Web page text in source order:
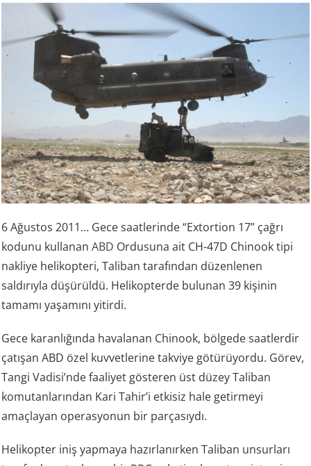
6 Ağustos 2011… Gece saatlerinde “Extortion 17” çağrı
kodunu kullananABD Ordusuna ait CH-47D Chinook tipi
nakliye helikopteri, Taliban tarafından düzenlenen
saldırıyla düşürüldü. Helikopterde bulunan 39 kişinin
tamamı yaşamını yitirdi.
Gece karanlığında havalanan Chinook, bölgede saatlerdir
çatışan ABD özel kuvvetlerine takviye götürüyordu. Görev,
Tangi Vadisi’nde faaliyet gösteren üst düzey Taliban
komutanlarından Kari Tahir’i etkisiz hale getirmeyi
amaçlayan operasyonun bir parçasıydı.
Helikopter iniş yapmaya hazırlanırken Taliban unsurları